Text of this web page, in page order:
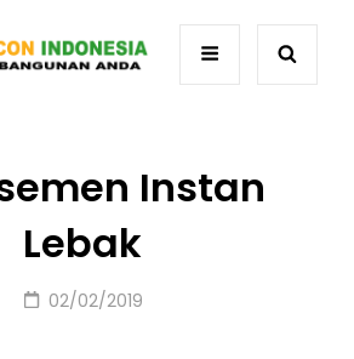
Instan
Lebak
Posted
02/02/2019